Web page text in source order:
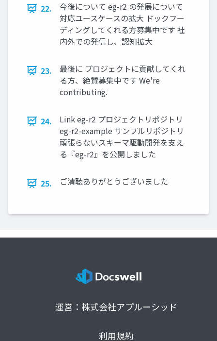
22.
今後について eg-r2 の発展について
対応ユースケースの拡大 ドックフー
ディングしてくれる方募集中です 社
内外での発信し、認知拡大
23.
最後に プロジェクトに貢献してくれ
る方、絶賛募集中です We're
contributing.
24.
Link eg-r2 プロジェクトリポジトリ
eg-r2-example サンプルリポジトリ
頑張らないスキーマ駆動開発を支え
る『eg-r2』を公開しました
25. ご清聴ありがとうございました
運営：株式会社アプルーシッド
利用規約